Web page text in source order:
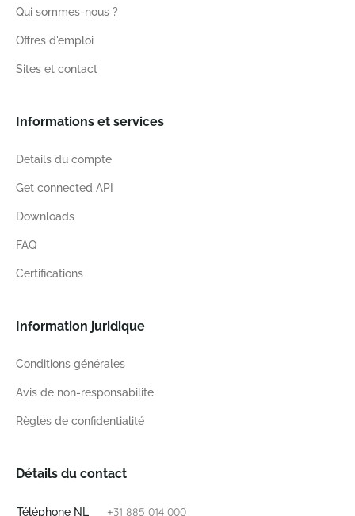
Qui sommes-nous ?
Offres d'emploi
Sites et contact
Informations et services
Details du compte
Get connected API
Downloads
FAQ
Certifications
Information juridique
Conditions générales
Avis de non-responsabilité
Règles de confidentialité
Détails du contact
Téléphone NL +31 885 014 000